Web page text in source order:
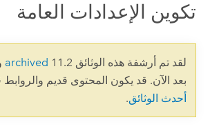
تكوين الإعدادات العامة
لقد تم أرشفة هذه الوثائق 11.2 archived
بعد الآن. قد يكون المحتوى قديم والروابط
أحدث الوثائق.